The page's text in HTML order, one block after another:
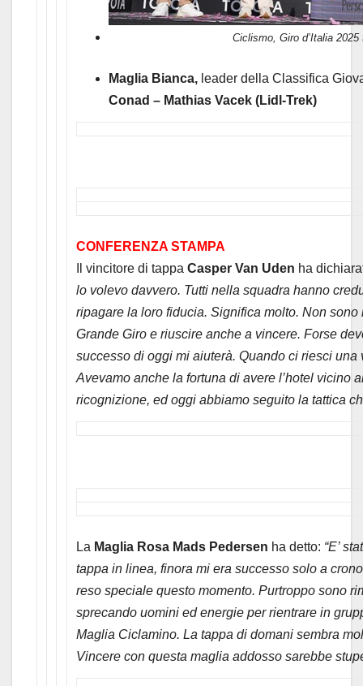
Ciclismo, Giro d’Italia
Maglia Bianca,leader della Classifica
Conad – Mathias Vacek (Lidl-Trek)
CONFERENZA STAMPA
Il vincitore di tappa Casper Van Uden ha
lo volevo davvero. Tutti nella squadra hanno
ripagare la loro fiducia. Significa molto. Non
Grande Giro e riuscire anche a vincere. Forse
successo di oggi mi aiuterà. Quando ci riesci
Avevamo anche la fortuna di avere l’hotel vicino
ricognizione, ed oggi abbiamo seguito la tattica
La Maglia Rosa Mads Pedersen ha detto: “E’
tappa in linea, finora mi era successo solo a
reso speciale questo momento. Purtroppo sono
sprecando uomini ed energie per rientrare in
Maglia Ciclamino. La tappa di domani sembra
Vincere con questa maglia addosso sarebbe